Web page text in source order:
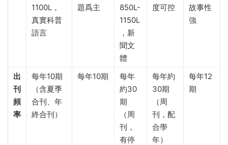
1100L，
真實科普
語言
題爲主
850L-
1150L
，新
聞文
體
度可控
故事性
強
出
刊
頻
率
每年10期
（含夏季
合刊、年
終合刊）
每年10期
每年
約30
期
（周
刊，
有停
每年約
30期
（周
刊，配
合學
年）
每年12
期